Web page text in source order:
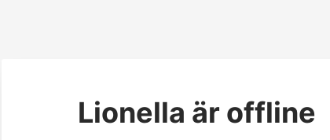
Lionella är offline